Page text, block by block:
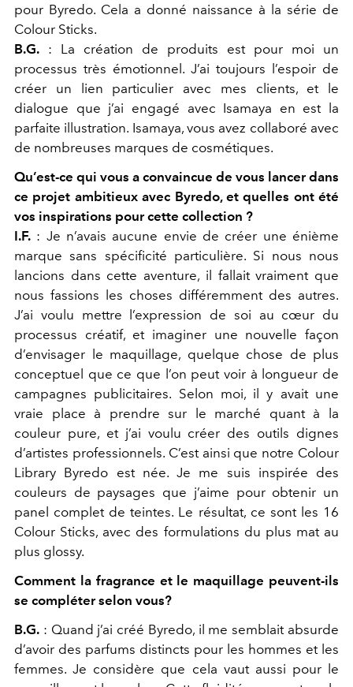
pour Byredo. Cela a donné naissance à la série de
Colour Sticks.
B.G. : La création de produits est pour moi un
processus très émotionnel. J’ai toujours l’espoir de
créer un lien particulier avec mes clients, et le
dialogue que j’ai engagé avec Isamaya en est la
parfaite illustration. Isamaya, vous avez collaboré avec
de nombreuses marques de cosmétiques.
Qu’est-ce qui vous a convaincue de vous lancer dans
ce projet ambitieux avec Byredo, et quelles ont été
vos inspirations pour cette collection ?
I.F. : Je n’avais aucune envie de créer une énième
marque sans spécificité particulière. Si nous nous
lancions dans cette aventure, il fallait vraiment que
nous fassions les choses différemment des autres.
J’ai voulu mettre l’expression de soi au cœur du
processus créatif, et imaginer une nouvelle façon
d’envisager le maquillage, quelque chose de plus
conceptuel que ce que l’on peut voir à longueur de
campagnes publicitaires. Selon moi, il y avait une
vraie place à prendre sur le marché quant à la
couleur pure, et j’ai voulu créer des outils dignes
d’artistes professionnels. C’est ainsi que notre Colour
Library Byredo est née. Je me suis inspirée des
couleurs de paysages que j’aime pour obtenir un
panel complet de teintes. Le résultat, ce sont les 16
Colour Sticks, avec des formulations du plus mat au
plus glossy.
Comment la fragrance et le maquillage peuvent-ils
se compléter selon vous?
B.G. : Quand j’ai créé Byredo, il me semblait absurde
d’avoir des parfums distincts pour les hommes et les
femmes. Je considère que cela vaut aussi pour le